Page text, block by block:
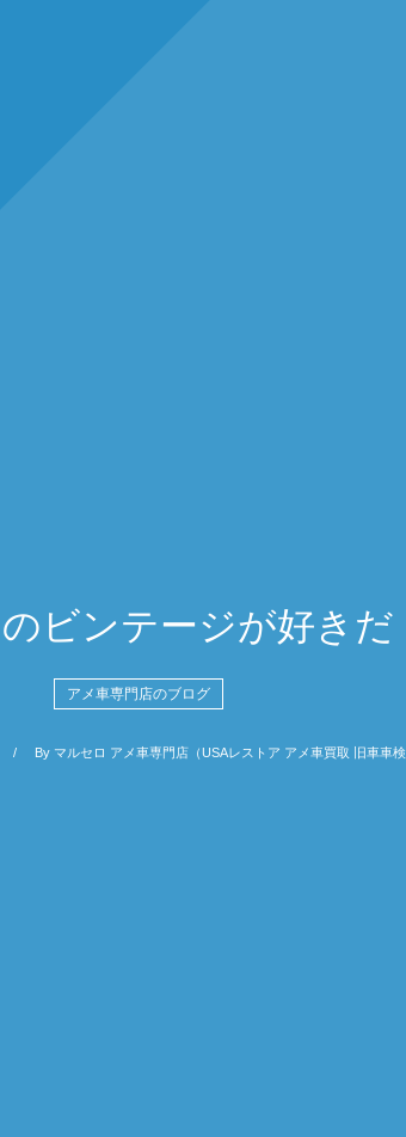
ビンテージが好きだ
アメ車専門店のブログ
By マルセロ アメ車専門店（USAレストア アメ車買取 旧車車